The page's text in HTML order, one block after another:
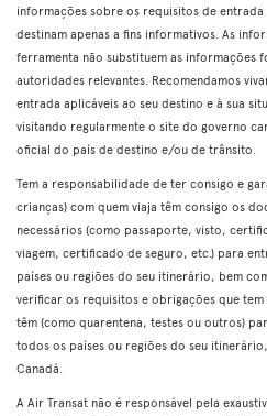
informações sobre os requisitos de
destinam apenas a fins informativos. As
ferramenta não substituem as informações
autoridades relevantes. Recomendamos
entrada aplicáveis ao seu destino e à sua
visitando regularmente o site do governo
oficial do país de destino e/ou de trânsito.
Tem a responsabilidade de ter consigo e
crianças) com quem viaja têm consigo os
necessários (como passaporte, visto,
viagem, certificado de seguro, etc.) para
países ou regiões do seu itinerário, bem
verificar os requisitos e obrigações que tem
têm (como quarentena, testes ou outros)
todos os países ou regiões do seu
Canadá.
A Air Transat não é responsável pela